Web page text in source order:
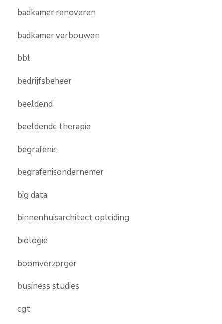
badkamer renoveren
badkamer verbouwen
bbl
bedrijfsbeheer
beeldend
beeldende therapie
begrafenis
begrafenisondernemer
big data
binnenhuisarchitect opleiding
biologie
boomverzorger
business studies
cgt